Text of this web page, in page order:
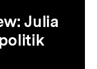
Julia